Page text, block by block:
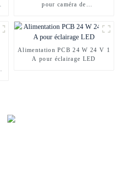
pour caméra de
Alimentation PCB 24 W 24 V 1
A pour éclairage LED